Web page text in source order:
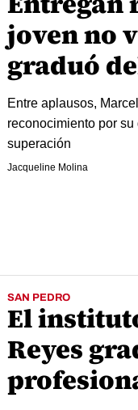
joven no
graduó
Entre aplausos,
reconocimiento por
superación
Jacqueline Molina
SAN PEDRO
El
Reyes